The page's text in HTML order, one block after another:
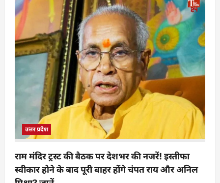
उत्तर प्रदेश
राम मंदिर ट्रस्ट की बैठक पर देशभर की नजरें! इस्तीफा
स्वीकार होने के बाद पूरी बाहर होंगे चंपत राय और अनिल